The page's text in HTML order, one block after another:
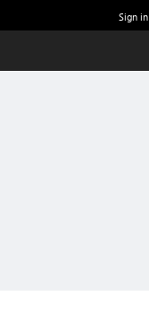
Sign in